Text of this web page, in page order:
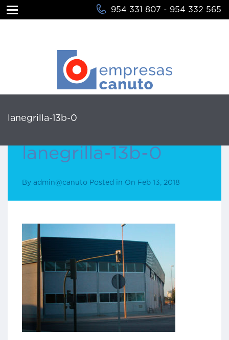
954 331 807 - 954 332 565
lanegrilla-13b-0
lanegrilla-13b-0
By admin@canuto Posted in On Feb 13, 2018